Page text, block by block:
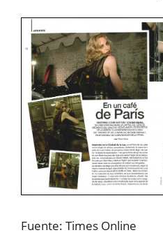
Fuente: Times Online